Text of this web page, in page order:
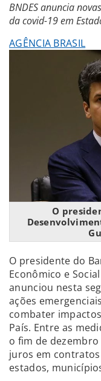
BNDES anuncia
da covid-19 em
AGÊNCIA BRASIL
O
O presidente do
Econômico e
anunciou nesta
ações
combater
País. Entre as
o fim de
juros em
estados,